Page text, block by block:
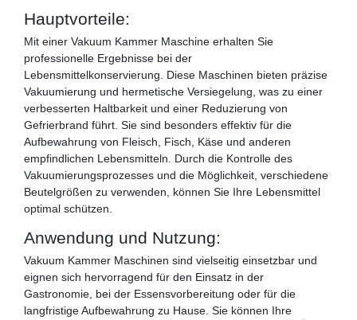
Hauptvorteile:
Mit einer Vakuum Kammer Maschine erhalten Sie
professionelle Ergebnisse bei der
Lebensmittelkonservierung. Diese Maschinen bieten präzise
Vakuumierung und hermetische Versiegelung, was zu einer
verbesserten Haltbarkeit und einer Reduzierung von
Gefrierbrand führt. Sie sind besonders effektiv für die
Aufbewahrung von Fleisch, Fisch, Käse und anderen
empfindlichen Lebensmitteln. Durch die Kontrolle des
Vakuumierungsprozesses und die Möglichkeit, verschiedene
Beutelgrößen zu verwenden, können Sie Ihre Lebensmittel
optimal schützen.
Anwendung und Nutzung:
Vakuum Kammer Maschinen sind vielseitig einsetzbar und
eignen sich hervorragend für den Einsatz in der
Gastronomie, bei der Essensvorbereitung oder für die
langfristige Aufbewahrung zu Hause. Sie können Ihre